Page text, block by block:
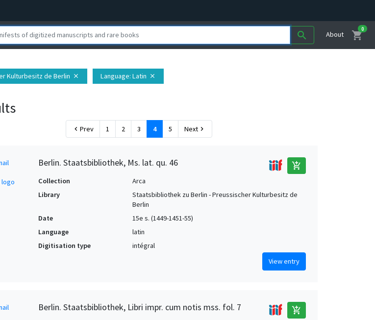
search About shopping_cart
0
Kulturbesitz de Berlin close Language: Latin close
chevron_left Prev 1 2 3 4 5 Nextchevron_right
Berlin. Staatsbibliothek, Ms. lat. qu. 46 add_shopping_cart
Collection
Arca
Library
Staatsbibliothek zu Berlin - Preussischer Kulturbesitz de
Berlin
Date
15e s. (1449-1451-55)
Language
latin
Digitisation type
intégral
View entry
Berlin. Staatsbibliothek, Libri impr. cum notis mss. fol. 7 add_shopping_cart